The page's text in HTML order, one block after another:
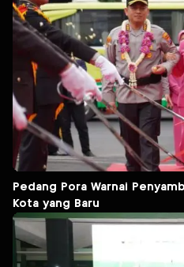
Pedang Pora Warnai
Kota yang Baru